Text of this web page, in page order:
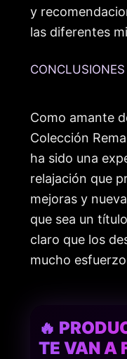
y
las diferentes
Como amante
Colección
ha sido una
relajación que
mejoras y
que sea un
claro que los
mucho
🔥
TE VAN A